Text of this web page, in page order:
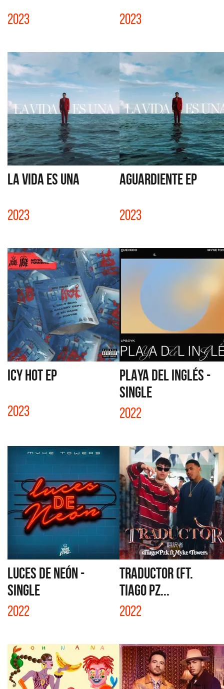
2023 2023
LA VIDA ES UNA
2023
AGUARDIENTE EP
2023
ICY HOT EP
2023
PLAYA DEL INGLÉS -
SINGLE
2022
LUCES DE NEÓN -
SINGLE
2022
TRADUCTOR (FT.
TIAGO PZ...
2022